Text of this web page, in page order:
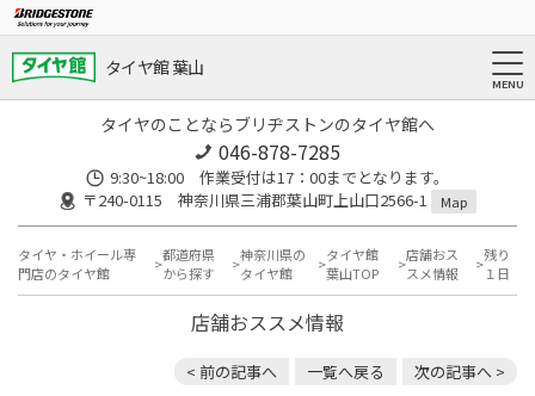
タイヤ館 葉山
タイヤのことならブリヂストンのタイヤ館へ
046-878-7285
9:30~18:00 作業受付は17：00までとなります。
〒240-0115 神奈川県三浦郡葉山町上山口2566-1
Map
タイヤ・ホイール専
門店のタイヤ館
都道府県
から探す
神奈川県の
タイヤ館
タイヤ館
葉山TOP
店舗おス
スメ情報
残り
１日
店舗おススメ情報
< 前の記事へ 一覧へ戻る 次の記事へ >